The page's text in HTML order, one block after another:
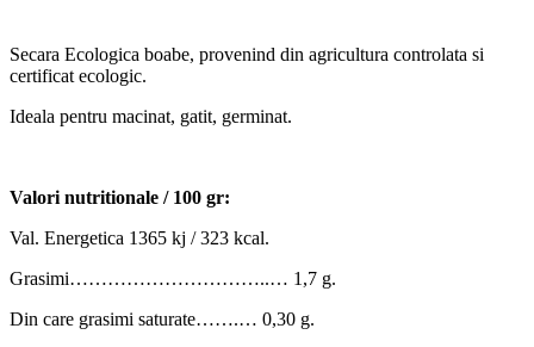
Secara Ecologica boabe, provenind din agricultura controlata si
certificat ecologic.
Ideala pentru macinat, gatit, germinat.
Valori nutritionale / 100 gr:
Val. Energetica 1365 kj / 323 kcal.
Grasimi…………………………..… 1,7 g.
Din care grasimi saturate…….… 0,30 g.